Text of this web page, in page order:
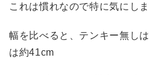
これは慣れなので特に気にし
幅を比べると、テンキー無し
は約41cm